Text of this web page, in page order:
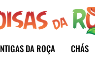
DA ROÇA CHÁS